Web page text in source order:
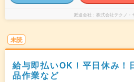
派遣会社 株式会社テクノ・
未読
給与即払いOK！平日休み！
品作業など